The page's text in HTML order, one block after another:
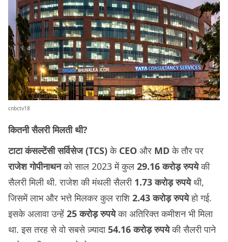
cnbctv18
कितनी सैलरी मिलती थी?
टाटा कंसल्टेंसी सर्विसेज (TCS)के CEO और MDके तौर पर
राजेशगोपीनाथनको साल 2023 में कुल 29.16 करोड़ रुपयेकी
सैलरी मिली थी. राजेश की मंथली सैलरी 1.73 करोड़ रुपयेथी,
जिसमें लाभ और भत्ते मिलकर कुल राशि 2.43 करोड़ रुपयेहो गई.
इसके अलावा उन्हें 25 करोड़ रुपयेका अतिरिक्त कमीशन भी मिला
था. इस तरह से वो सबसे ज़्यादा 54.16 करोड़ रुपयेकी सैलरी पाने